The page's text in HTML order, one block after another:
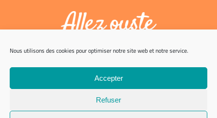
Nous utilisons des cookies pour optimiser notre site web et notre service.
Accepter
Refuser